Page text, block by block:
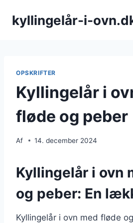
kyllingelår-i-
OPSKRIFTER
Kyllingelår i
fløde og peber
Af 14. december 2024
Kyllingelår i ovn
og peber: En
Kyllingelår i ovn med fløde